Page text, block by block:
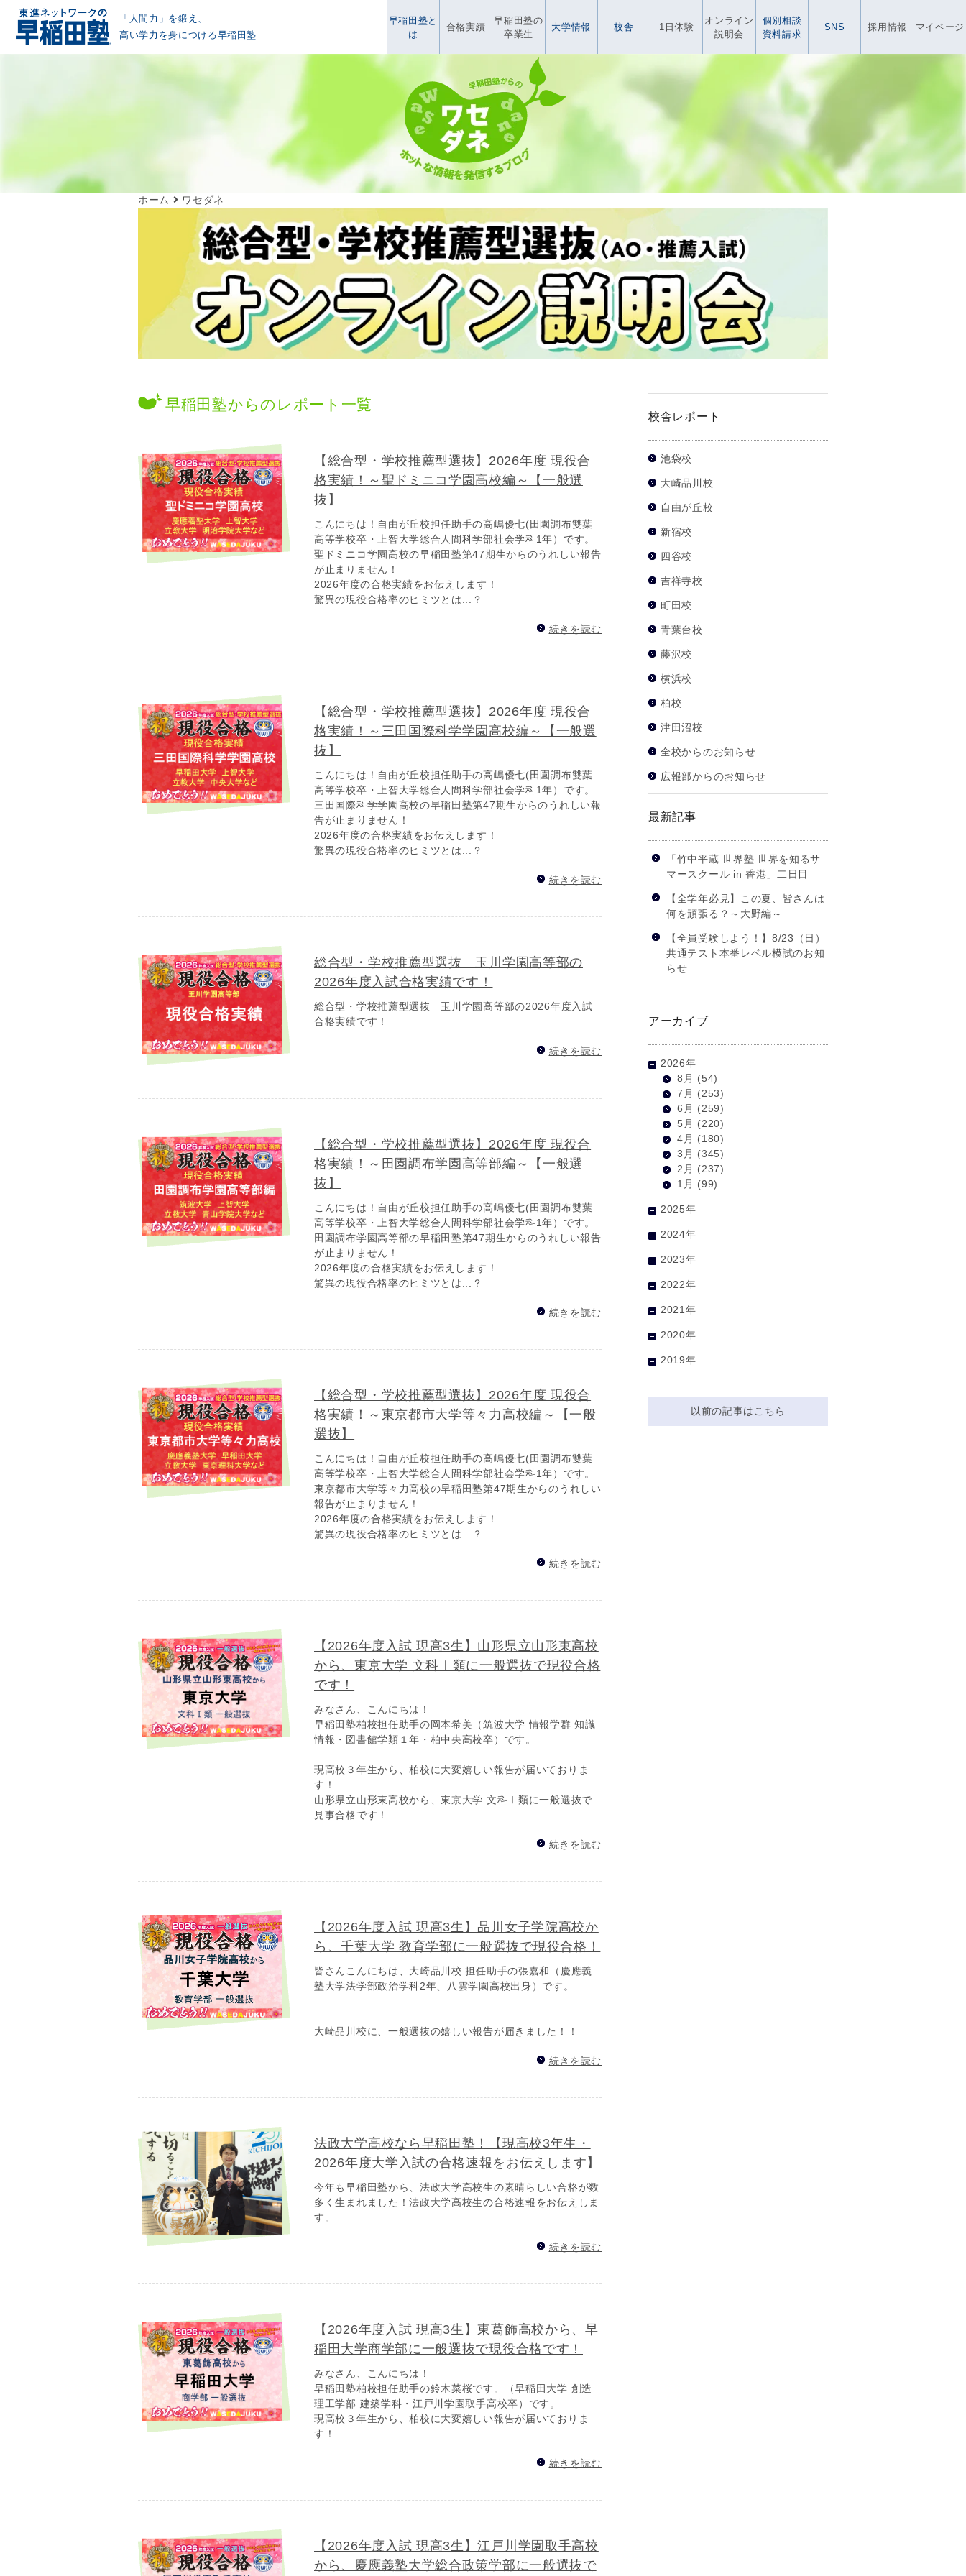
「人間力」を鍛え、
高い学力を身につける早稲田塾
早稲田塾と
は
合格実績
早稲田塾の
卒業生
大学情報 校舎 1日体験
オンライン
説明会
個別相談
資料請求
SNS 採用情報 マイページ
ホーム ワセダネ
早稲田塾からのレポート一覧
【総合型・学校推薦型選抜】2026年度 現役合
格実績！～聖ドミニコ学園高校編～【一般選
抜】
こんにちは！自由が丘校担任助手の高嶋優七(田園調布雙葉
高等学校卒・上智大学総合人間科学部社会学科1年）です。
聖ドミニコ学園高校の早稲田塾第47期生からのうれしい報告
が止まりません！
2026年度の合格実績をお伝えします！
驚異の現役合格率のヒミツとは...？
続きを読む
【総合型・学校推薦型選抜】2026年度 現役合
格実績！～三田国際科学学園高校編～【一般選
抜】
こんにちは！自由が丘校担任助手の高嶋優七(田園調布雙葉
高等学校卒・上智大学総合人間科学部社会学科1年）です。
三田国際科学学園高校の早稲田塾第47期生からのうれしい報
告が止まりません！
2026年度の合格実績をお伝えします！
驚異の現役合格率のヒミツとは...？
続きを読む
総合型・学校推薦型選抜 玉川学園高等部の
2026年度入試合格実績です！
総合型・学校推薦型選抜 玉川学園高等部の2026年度入試
合格実績です！
続きを読む
【総合型・学校推薦型選抜】2026年度 現役合
格実績！～田園調布学園高等部編～【一般選
抜】
こんにちは！自由が丘校担任助手の高嶋優七(田園調布雙葉
高等学校卒・上智大学総合人間科学部社会学科1年）です。
田園調布学園高等部の早稲田塾第47期生からのうれしい報告
が止まりません！
2026年度の合格実績をお伝えします！
驚異の現役合格率のヒミツとは...？
続きを読む
【総合型・学校推薦型選抜】2026年度 現役合
格実績！～東京都市大学等々力高校編～【一般
選抜】
こんにちは！自由が丘校担任助手の高嶋優七(田園調布雙葉
高等学校卒・上智大学総合人間科学部社会学科1年）です。
東京都市大学等々力高校の早稲田塾第47期生からのうれしい
報告が止まりません！
2026年度の合格実績をお伝えします！
驚異の現役合格率のヒミツとは...？
続きを読む
【2026年度入試 現高3生】山形県立山形東高校
から、東京大学 文科Ⅰ類に一般選抜で現役合格
です！
みなさん、こんにちは！
早稲田塾柏校担任助手の岡本希美（筑波大学 情報学群 知識
情報・図書館学類１年・柏中央高校卒）です。
現高校３年生から、柏校に大変嬉しい報告が届いておりま
す！
山形県立山形東高校から、東京大学 文科Ⅰ類に一般選抜で
見事合格です！
続きを読む
【2026年度入試 現高3生】品川女子学院高校か
ら、千葉大学 教育学部に一般選抜で現役合格！
皆さんこんにちは、大崎品川校 担任助手の張嘉和（慶應義
塾大学法学部政治学科2年、八雲学園高校出身）です。
大崎品川校に、一般選抜の嬉しい報告が届きました！！
続きを読む
法政大学高校なら早稲田塾！【現高校3年生・
2026年度大学入試の合格速報をお伝えします】
今年も早稲田塾から、法政大学高校生の素晴らしい合格が数
多く生まれました！法政大学高校生の合格速報をお伝えしま
す。
続きを読む
【2026年度入試 現高3生】東葛飾高校から、早
稲田大学商学部に一般選抜で現役合格です！
みなさん、こんにちは！
早稲田塾柏校担任助手の鈴木菜桜です。（早稲田大学 創造
理工学部 建築学科・江戸川学園取手高校卒）です。
現高校３年生から、柏校に大変嬉しい報告が届いておりま
す！
続きを読む
【2026年度入試 現高3生】江戸川学園取手高校
から、慶應義塾大学総合政策学部に一般選抜で
校舎レポート
池袋校
大崎品川校
自由が丘校
新宿校
四谷校
吉祥寺校
町田校
青葉台校
藤沢校
横浜校
柏校
津田沼校
全校からのお知らせ
広報部からのお知らせ
最新記事
「竹中平蔵 世界塾 世界を知るサ
マースクール in 香港」二日目
【全学年必見】この夏、皆さんは
何を頑張る？～大野編～
【全員受験しよう！】8/23（日）
共通テスト本番レベル模試のお知
らせ
アーカイブ
2026年
8月 (54)
7月 (253)
6月 (259)
5月 (220)
4月 (180)
3月 (345)
2月 (237)
1月 (99)
2025年
2024年
2023年
2022年
2021年
2020年
2019年
以前の記事はこちら